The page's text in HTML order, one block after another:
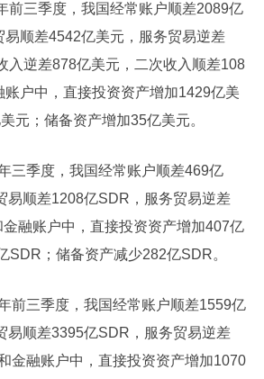
前三季度，我国经常账户顺差2089亿
易顺差4542亿美元，服务贸易逆差
入逆差878亿美元，二次收入顺差108
户中，直接投资资产增加1429亿美
元；储备资产增加35亿美元。
三季度，我国经常账户顺差469亿
易顺差1208亿SDR，服务贸易逆差
融账户中，直接投资资产增加407亿
SDR；储备资产减少282亿SDR。
前三季度，我国经常账户顺差1559亿
易顺差3395亿SDR，服务贸易逆差
金融账户中，直接投资资产增加1070